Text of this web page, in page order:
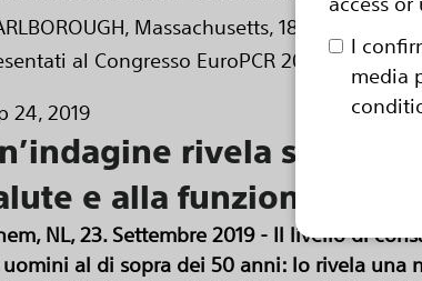
I
media
Massachusetts, 18 maggio
al Congresso EuroPCR 2021,
24, 2019
rivela scarsi
e alla funzione della
NL, 23. Settembre 2019 - Il livello di
al di sopra dei 50 anni: lo rivela una